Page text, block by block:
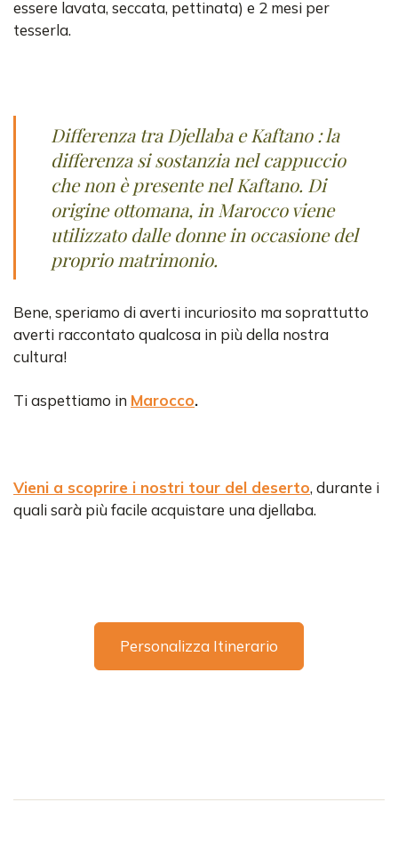
essere lavata, seccata, pettinata) e 2 mesi per
tesserla.
Differenza tra Djellaba e Kaftano : la
differenza si sostanzia nel cappuccio
che non è presente nel Kaftano. Di
origine ottomana, in Marocco viene
utilizzato dalle donne in occasione del
proprio matrimonio.
Bene, speriamo di averti incuriosito ma soprattutto
averti raccontato qualcosa in più della nostra
cultura!
Ti aspettiamo in Marocco.
Vieni a scoprire i nostri tour del deserto, durante i
quali sarà più facile acquistare una djellaba.
Personalizza Itinerario